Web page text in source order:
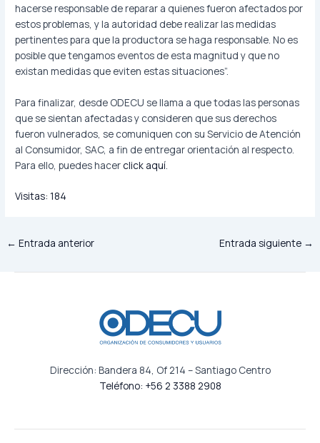
hacerse responsable de reparar a quienes fueron afectados por
estos problemas, y la autoridad debe realizar las medidas
pertinentes para que la productora se haga responsable. No es
posible que tengamos eventos de esta magnitud y que no
existan medidas que eviten estas situaciones”.
Para finalizar, desde ODECU se llama a que todas las personas
que se sientan afectadas y consideren que sus derechos
fueron vulnerados, se comuniquen con su Servicio de Atención
al Consumidor, SAC, a fin de entregar orientación al respecto.
Para ello, puedes hacer click aquí
Visitas: 184
← Entrada anterior Entrada siguiente →
Dirección: Bandera 84, Of 214 – Santiago Centro
Teléfono: +56 2 3388 2908